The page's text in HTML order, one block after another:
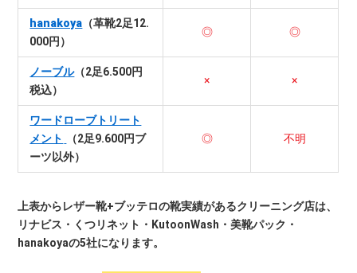
hanakoya （革靴2足12.
000円）
◎ ◎
ノーブル（2足6.500円
税込）
× ×
ワードローブトリート
メント
（2足9.600円ブ
ーツ以外）
◎ 不明
上表からレザー靴+ブッテロの靴実績があるクリーニング店は、
リナビス・くつリネット・KutoonWash・美靴パック・
hanakoyaの5社になります。